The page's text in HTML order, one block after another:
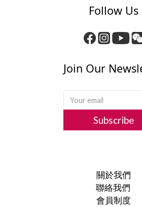
Follow Us
Join Our
Subscribe
關於我們
聯絡我們
會員制度